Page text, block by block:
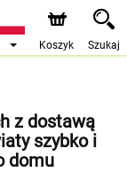
naszego
termin dostawy
Koszyk Szukaj
z dostawą
szybko i
domu